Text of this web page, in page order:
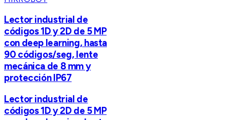
Lector industrial de
códigos 1D y 2D de 5 MP
con deep learning, hasta
90 códigos/seg, lente
mecánica de 8 mm y
protección IP67
Lector industrial de
códigos 1D y 2D de 5 MP